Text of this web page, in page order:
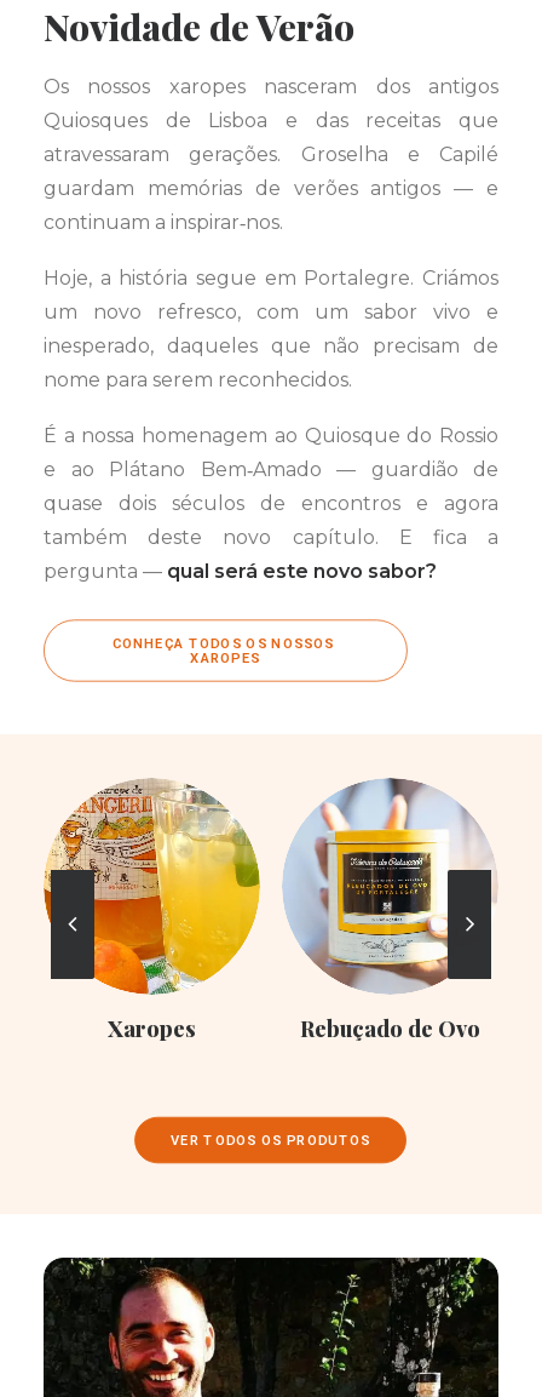
Novidade de Verão
Os nossos xaropes nasceram dos antigos
Quiosques de Lisboa e das receitas que
atravessaram gerações. Groselha e Capilé
guardam memórias de verões antigos — e
continuam a inspirar‑nos.
Hoje, a história segue em Portalegre. Criámos
um novo refresco, com um sabor vivo e
inesperado, daqueles que não precisam de
nome para serem reconhecidos.
É a nossa homenagem ao Quiosque do Rossio
e ao Plátano Bem‑Amado — guardião de
quase dois séculos de encontros e agora
também deste novo capítulo. E fica a
pergunta — qual será este novo sabor?
CONHEÇA TODOS OS NOSSOS
XAROPES
Xaropes Rebuçado de Ovo
VER TODOS OS PRODUTOS